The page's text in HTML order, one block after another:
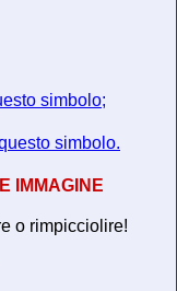
simbolo;
simbolo.
IMMAGINE
o rimpicciolire!